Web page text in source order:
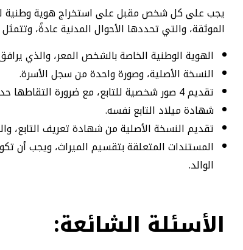
الموثقة، والتي تحددها الأحوال المدنية عادةً،
الهوية الوطنية الخاصة بالشخص المعر، والذي
النسخة الأصلية، وصورة واحدة من سجل الأسرة.
تقديم 4 صور شخصية للتابع، مع ضرورة التقاطها حديثًا.
شهادة ميلاد التابع نفسه.
تقديم النسخة الأصلية من شهادة تعريف التابع،
المستندات المتعلقة بتقسيم الميراث، ويجب أن
الوالد.
الأسئلة الشائعة: